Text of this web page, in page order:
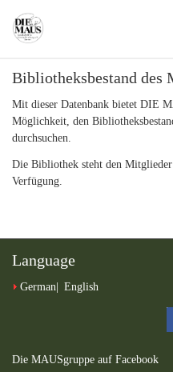
main
Bibliotheksbestand des
Mit dieser Datenbank bietet DIE
Möglichkeit, den
durchsuchen.
Die Bibliothek steht den
Verfügung.
Language
German English
Die MAUSgruppe auf Facebook